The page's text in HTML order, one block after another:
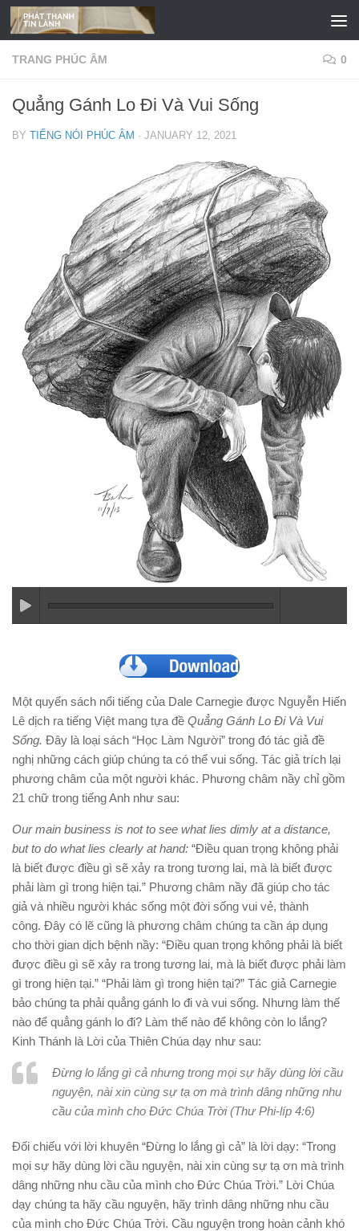
Skip to content
TRANG PHÚC ÂM 0
Quẳng Gánh Lo Đi Và Vui Sống
BY TIẾNG NÓI PHÚC ÂM · JANUARY 12, 2021
Một quyển sách nổi tiếng của Dale Carnegie được Nguyễn Hiến
Lê dịch ra tiếng Việt mang tựa đề Quẳng Gánh Lo Đi Và Vui
Sống. Đây là loại sách “Học Làm Người” trong đó tác giả đề
nghị những cách giúp chúng ta có thể vui sống. Tác giả trích lại
phương châm của một người khác. Phương châm nầy chỉ gồm
21 chữ trong tiếng Anh như sau:
Our main business is not to see what lies dimly at a distance,
but to do what lies clearly at hand: “Điều quan trọng không phải
là biết được điều gì sẽ xảy ra trong tương lai, mà là biết được
phải làm gì trong hiện tại.” Phương châm nầy đã giúp cho tác
giả và nhiều người khác sống một đời sống vui vẻ, thành
công. Đây có lẽ cũng là phương châm chúng ta cần áp dụng
cho thời gian dịch bệnh nầy: “Điều quan trọng không phải là biết
được điều gì sẽ xảy ra trong tương lai, mà là biết được phải làm
gì trong hiện tại.” “Phải làm gì trong hiện tại?” Tác giả Carnegie
bảo chúng ta phải quẳng gánh lo đi và vui sống. Nhưng làm thế
nào để quẳng gánh lo đi? Làm thế nào để không còn lo lắng?
Kinh Thánh là Lời của Thiên Chúa dạy như sau:
Đừng lo lắng gì cả nhưng trong mọi sự hãy dùng lời cầu
nguyện, nài xin cùng sự tạ ơn mà trình dâng những nhu
cầu của mình cho Đức Chúa Trời (Thư Phi-líp 4:6)
Đối chiếu với lời khuyên “Đừng lo lắng gì cả” là lời dạy: “Trong
mọi sự hãy dùng lời cầu nguyện, nài xin cùng sự tạ ơn mà trình
dâng những nhu cầu của mình cho Đức Chúa Trời.” Lời Chúa
dạy chúng ta hãy cầu nguyện, hãy trình dâng những nhu cầu
của mình cho Đức Chúa Trời. Cầu nguyện trong hoàn cảnh khó